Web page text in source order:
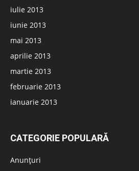
iulie 2013
iunie 2013
mai 2013
aprilie 2013
martie 2013
februarie 2013
ianuarie 2013
CATEGORIE POPULARĂ
Anunțuri